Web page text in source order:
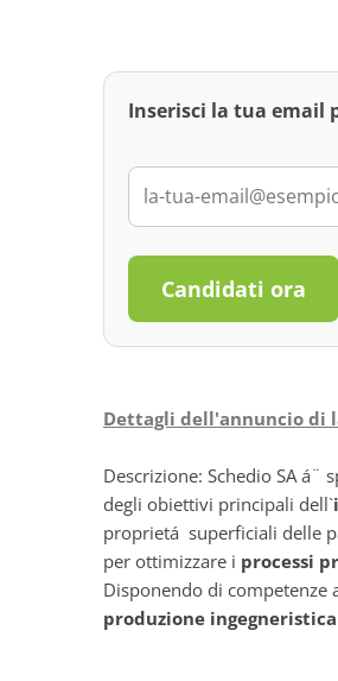
Inserisci la tua email
Candidati ora
Dettagli dell'annuncio di
Descrizione: Schedio SA
degli obiettivi principali dell`
proprietá superficiali delle
per ottimizzare i processi
Disponendo di competenze
produzione ingegneristica